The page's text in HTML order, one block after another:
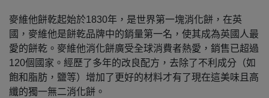
麥維他餅乾起始於1830年，是世界第一塊消化餅，在英
國，麥維他是餅乾品牌中的銷量第一名，使其成為英國人最
愛的餅乾。麥維他消化餅廣受全球消費者熱愛，銷售已超過
120個國家。經歷了多年的改良配方，去除了不利成分（如
飽和脂肪，鹽等）增加了更好的材料才有了現在這美味且高
纖的獨一無二消化餅。